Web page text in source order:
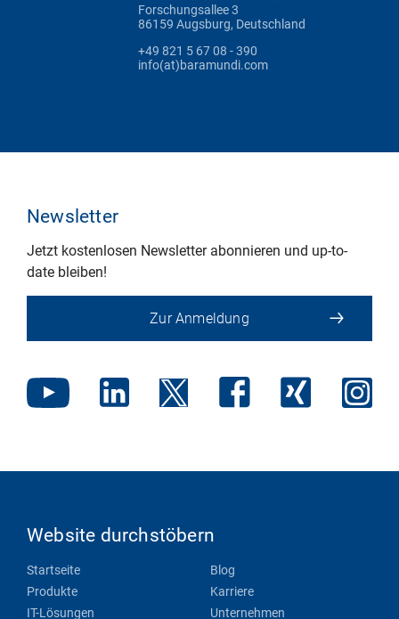
Forschungsallee 3
86159 Augsburg, Deutschland
+49 821 5 67 08 - 390
info(at)baramundi.com
Newsletter
Jetzt kostenlosen Newsletter abonnieren und up-to-
date bleiben!
Zur Anmeldung
Website durchstöbern
Startseite
Produkte
IT-Lösungen
Blog
Karriere
Unternehmen